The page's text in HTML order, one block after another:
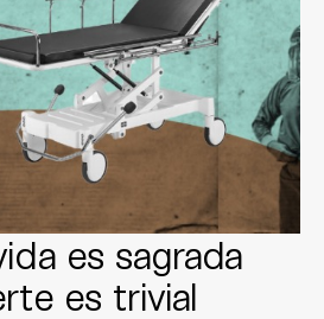
es sagrada
es trivial